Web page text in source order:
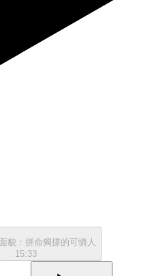
貌：拼命獨撐的可憐人
15:33